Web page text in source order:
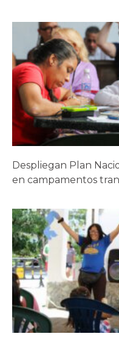
Despliegan Plan
en campamentos